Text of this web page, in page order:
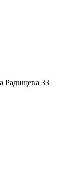
Радищева 33